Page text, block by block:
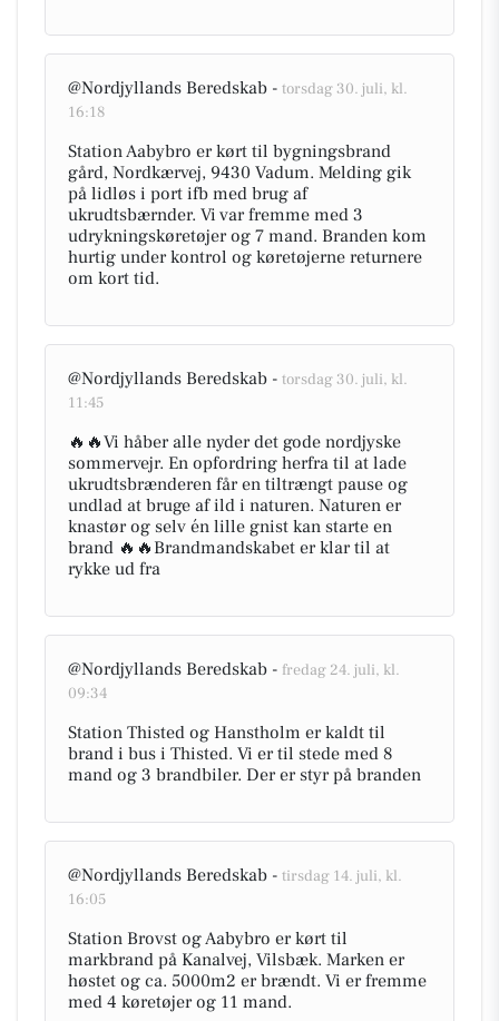
@Nordjyllands Beredskab - torsdag 30. juli, kl.
16:18
Station Aabybro er kørt til bygningsbrand
gård, Nordkærvej, 9430 Vadum. Melding gik
på lidløs i port ifb med brug af
ukrudtsbærnder. Vi var fremme med 3
udrykningskøretøjer og 7 mand. Branden kom
hurtig under kontrol og køretøjerne returnere
om kort tid.
@Nordjyllands Beredskab - torsdag 30. juli, kl.
11:45
🔥🔥Vi håber alle nyder det gode nordjyske
sommervejr. En opfordring herfra til at lade
ukrudtsbrænderen får en tiltrængt pause og
undlad at bruge af ild i naturen. Naturen er
knastør og selv én lille gnist kan starte en
brand 🔥🔥Brandmandskabet er klar til at
rykke ud fra
@Nordjyllands Beredskab - fredag 24. juli, kl.
09:34
Station Thisted og Hanstholm er kaldt til
brand i bus i Thisted. Vi er til stede med 8
mand og 3 brandbiler. Der er styr på branden
@Nordjyllands Beredskab - tirsdag 14. juli, kl.
16:05
Station Brovst og Aabybro er kørt til
markbrand på Kanalvej, Vilsbæk. Marken er
høstet og ca. 5000m2 er brændt. Vi er fremme
med 4 køretøjer og 11 mand.